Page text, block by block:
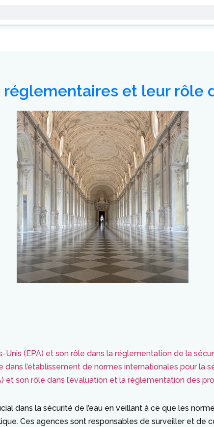
et leur rôle
(EPA) et son rôle dans la réglementation de la
dans l’établissement de normes internationales pour la
et son rôle dans l’évaluation et la réglementation des
dans la sécurité de l’eau en veillant à ce que les
Ces agences sont responsables de surveiller et de